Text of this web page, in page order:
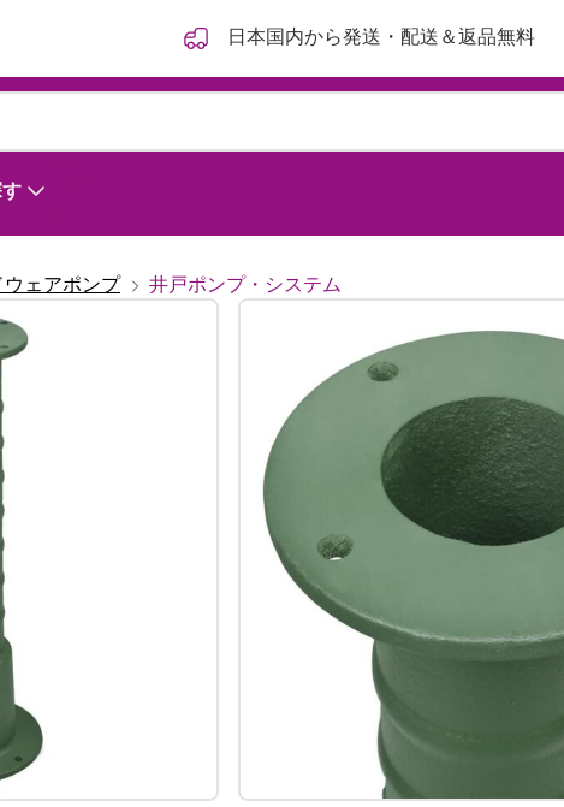
日本国内から発送・配送＆返品無料
ェアポンプ 井戸ポンプ・システム